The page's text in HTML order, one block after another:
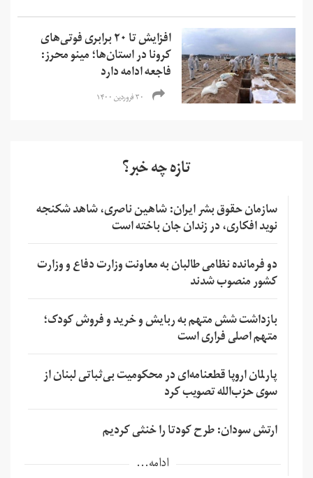
افزایش تا ۲۰ برابری فوتی‌های
کرونا در استان‌ها؛ مینو محرز:
فاجعه ادامه دارد
۳۰ فروردین ۱۴۰۰
تازه چه خبر؟
سازمان حقوق بشر ایران: شاهین ناصری، شاهد شکنجه
نوید افکاری، در زندان جان باخته است
دو فرمانده نظامی طالبان به معاونت وزارت دفاع و وزارت
کشور منصوب شدند
بازداشت شش متهم به ربایش و خرید و فروش کودک؛
متهم اصلی فراری است
پارلمان اروپا قطعنامه‌ای در محکومیت بی‌ثباتی لبنان از
سوی حزب‌الله تصویب کرد
ارتش سودان: طرح کودتا را خنثی کردیم
ادامه...